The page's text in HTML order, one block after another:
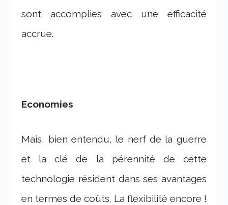
sont accomplies avec une efficacité
accrue.
Economies
Mais, bien entendu, le nerf de la guerre
et la clé de la pérennité de cette
technologie résident dans ses avantages
en termes de coûts. La flexibilité encore !